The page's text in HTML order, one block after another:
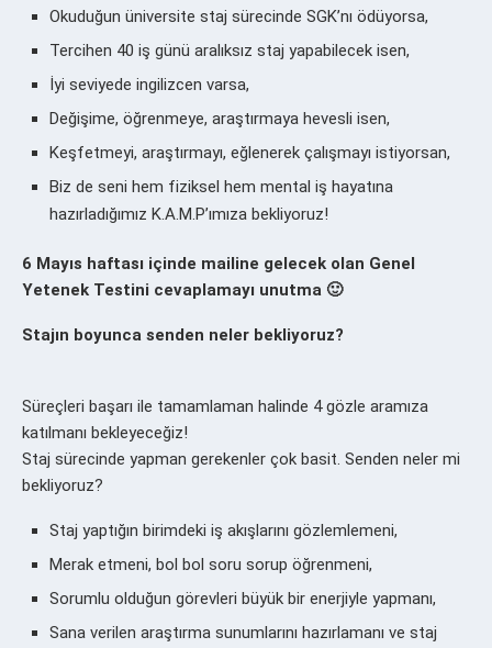
Okuduğun üniversite staj sürecinde SGK’nı ödüyorsa,
Tercihen 40 iş günü aralıksız staj yapabilecek isen,
İyi seviyede ingilizcen varsa,
Değişime, öğrenmeye, araştırmaya hevesli isen,
Keşfetmeyi, araştırmayı, eğlenerek çalışmayı istiyorsan,
Biz de seni hem fiziksel hem mental iş hayatına
hazırladığımız K.A.M.P’ımıza bekliyoruz!
6 Mayıs haftası içinde mailine gelecek olan Genel
Yetenek Testini cevaplamayı unutma 🙂
Stajın boyunca senden neler bekliyoruz?
Süreçleri başarı ile tamamlaman halinde 4 gözle aramıza
katılmanı bekleyeceğiz!
Staj sürecinde yapman gerekenler çok basit. Senden neler mi
bekliyoruz?
Staj yaptığın birimdeki iş akışlarını gözlemlemeni,
Merak etmeni, bol bol soru sorup öğrenmeni,
Sorumlu olduğun görevleri büyük bir enerjiyle yapmanı,
Sana verilen araştırma sunumlarını hazırlamanı ve staj